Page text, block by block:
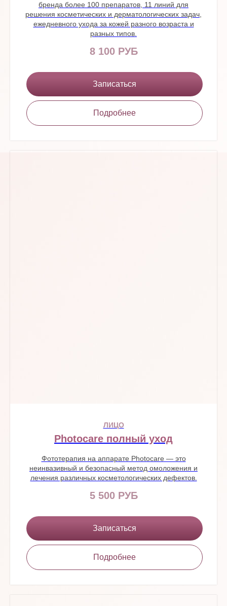
бренда более 100 препаратов, 11 линий для
решения косметических и дерматологических задач,
ежедневного ухода за кожей разного возраста и
разных типов.
8 100 РУБ
Записаться
Подробнее
ЛИЦО
Photocare полный уход
Фототерапия на аппарате Photocare — это
неинвазивный и безопасный метод омоложения и
лечения различных косметологических дефектов.
5 500 РУБ
Записаться
Подробнее